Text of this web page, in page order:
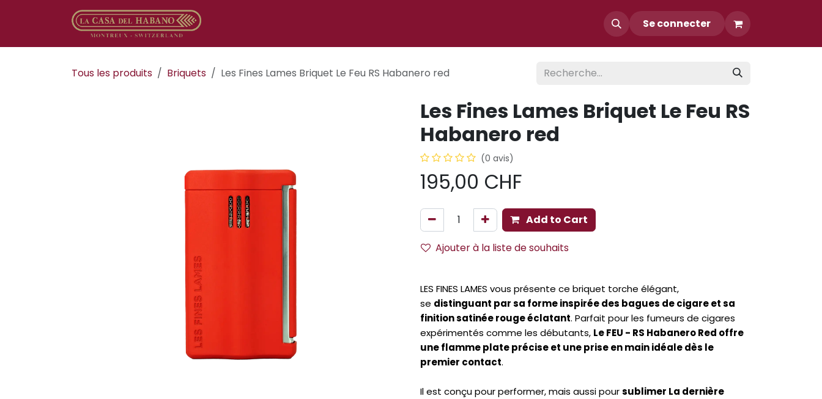
Se rendre au contenu
Se connecter
Tous les produits ​​​​Briquets Les Fines Lames Briquet Le Feu RS Habanero red
Les Fines Lames Briquet Le Feu RS
Habanero red
(0 avis)
195,00 CHF
Add to Cart
Ajouter à la liste de souhaits
LES FINES LAMES vous présente ce briquet torche élégant,
se distinguant par sa forme inspirée des bagues de cigare et sa
finition satinée rouge éclatant. Parfait pour les fumeurs de cigares
expérimentés comme les débutants, Le FEU - RS Habanero Red offre
une flamme plate précise et une prise en main idéale dès le
premier contact.
Il est conçu pour performer, mais aussi poursublimer La dernière